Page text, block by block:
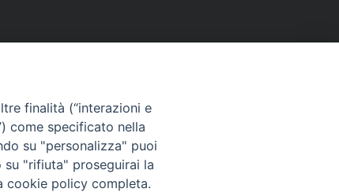
finalità (“interazioni e
come specificato nella
su "personalizza" puoi
"rifiuta" proseguirai la
cookie policy completa.